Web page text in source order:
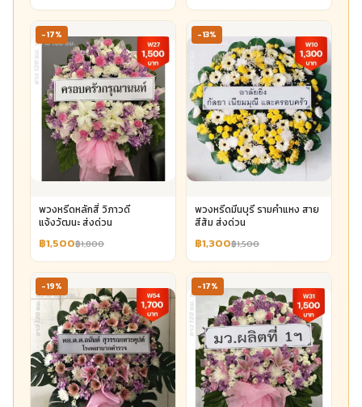
-17%
พวงหรีดหลักสี่ วิภาวดี
แจ้งวัฒนะ ส่งด่วน
฿1,500฿1,800
-13%
พวงหรีดมีนบุรี รามคำแหง สาย
สีส้ม ส่งด่วน
฿1,300฿1,500
-19% -17%